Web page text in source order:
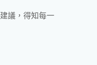
議，得知每一